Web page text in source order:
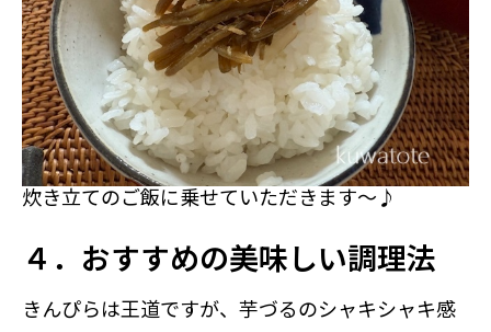
炊き立てのご飯に乗せていただきます～♪
４．おすすめの美味しい調理法
きんぴらは王道ですが、芋づるのシャキシャキ感